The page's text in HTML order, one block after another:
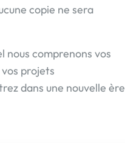
copie ne sera
nous comprenons vos
projets
dans une nouvelle ère